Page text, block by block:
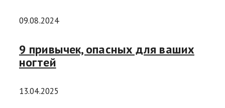
09.08.2024
9 привычек, опасных для ваших
ногтей
13.04.2025